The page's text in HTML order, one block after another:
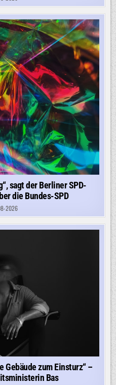
sagt der Berliner SPD-
die Bundes-SPD
2026
Gebäude zum Einsturz“ –
Bas